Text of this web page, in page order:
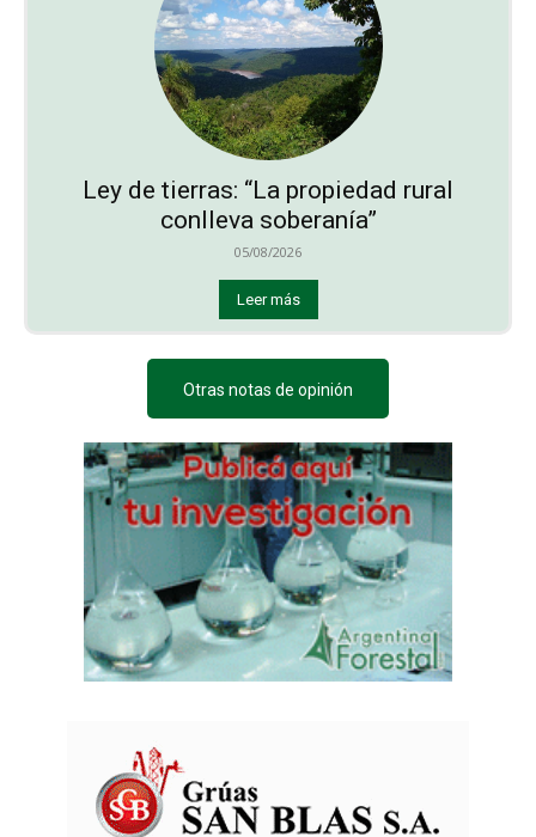
Ley de tierras: “La propiedad rural
conlleva soberanía”
05/08/2026
Leer más
Otras notas de opinión